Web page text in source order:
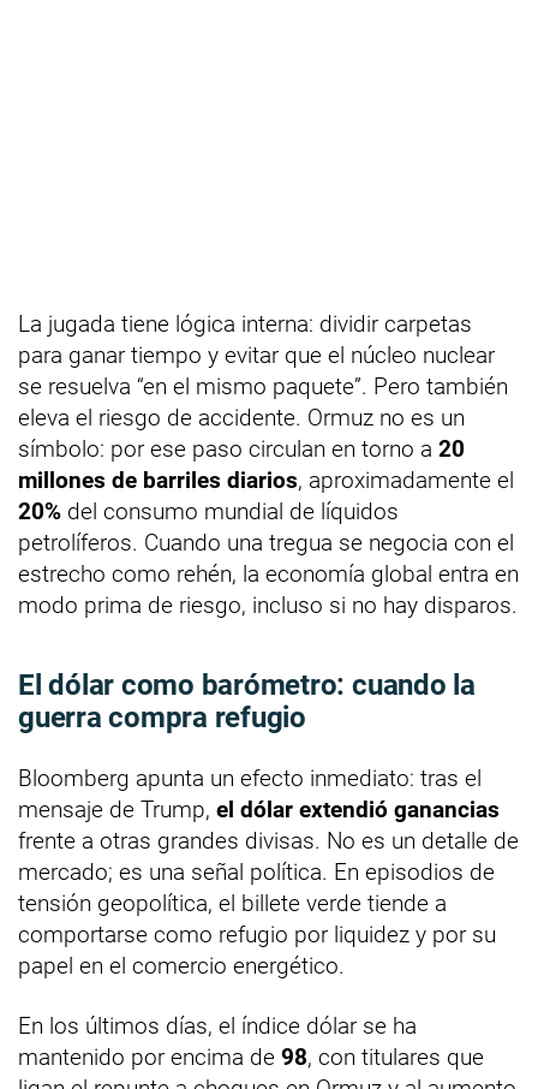
La jugada tiene lógica interna: dividir carpetas
para ganar tiempo y evitar que el núcleo nuclear
se resuelva “en el mismo paquete”. Pero también
eleva el riesgo de accidente. Ormuz no es un
símbolo: por ese paso circulan en torno a 20
millones de barriles diarios, aproximadamente el
20% del consumo mundial de líquidos
petrolíferos. Cuando una tregua se negocia con el
estrecho como rehén, la economía global entra en
modo prima de riesgo, incluso si no hay disparos.
El dólar como barómetro: cuando la
guerra compra refugio
Bloomberg apunta un efecto inmediato: tras el
mensaje de Trump, el dólar extendió ganancias
frente a otras grandes divisas. No es un detalle de
mercado; es una señal política. En episodios de
tensión geopolítica, el billete verde tiende a
comportarse como refugio por liquidez y por su
papel en el comercio energético.
En los últimos días, el índice dólar se ha
mantenido por encima de 98, con titulares que